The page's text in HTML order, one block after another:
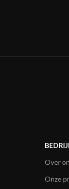
Over
Onze